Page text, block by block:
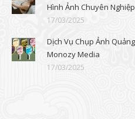
Hình Ảnh Chuyên Nghiệp
17/03/2025
Dịch Vụ Chụp Ảnh
Monozy Media
17/03/2025